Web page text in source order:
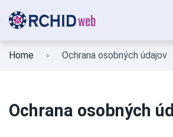
Home Ochrana osobných údajov
Ochrana osobných